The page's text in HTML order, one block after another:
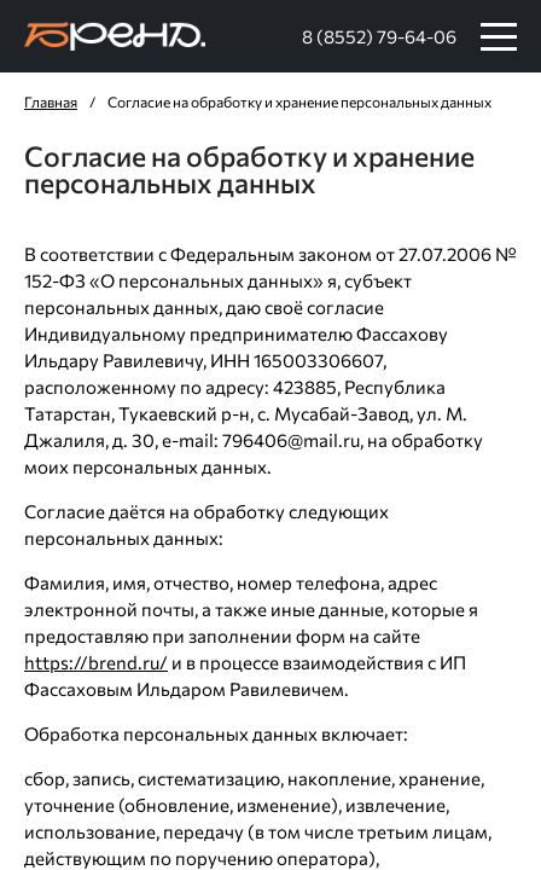
8 (8552) 79-64-06
Главная / Согласие на обработку и хранение персональных данных
Согласие на обработку и хранение
персональных данных
В соответствии с Федеральным законом от 27.07.2006 №
152-ФЗ «О персональных данных» я, субъект
персональных данных, даю своё согласие
Индивидуальному предпринимателю Фассахову
Ильдару Равилевичу, ИНН 165003306607,
расположенному по адресу: 423885, Республика
Татарстан, Тукаевский р-н, с. Мусабай-Завод, ул. М.
Джалиля, д. 30, e-mail: 796406@mail.ru, на обработку
моих персональных данных.
Согласие даётся на обработку следующих
персональных данных:
Фамилия, имя, отчество, номер телефона, адрес
электронной почты, а также иные данные, которые я
предоставляю при заполнении форм на сайте
https://brend.ru/ и в процессе взаимодействия с ИП
Фассаховым Ильдаром Равилевичем.
Обработка персональных данных включает:
сбор, запись, систематизацию, накопление, хранение,
уточнение (обновление, изменение), извлечение,
использование, передачу (в том числе третьим лицам,
действующим по поручению оператора),